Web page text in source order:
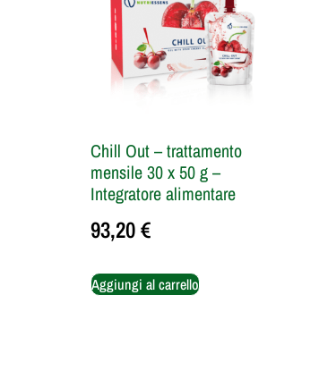
Chill Out – trattamento
mensile 30 x 50 g –
Integratore alimentare
93,20€
Aggiungi al carrello